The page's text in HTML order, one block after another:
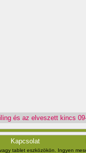
és az elveszett kincs
Kapcsolat
tablet eszközökön. Ingyen